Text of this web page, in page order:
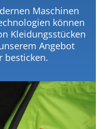
Maschinen
können
Kleidungsstücken
Angebot
besticken.